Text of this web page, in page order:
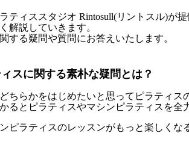
ティススタジオ Rintosull(リントスル)
解説していきます。
する疑問や質問にお答えいたします。
スに関する素朴な疑問とは？
ちらかをはじめたいと思ってピラティ
るとピラティスやマシンピラティスを
ピラティスのレッスンがもっと楽しく